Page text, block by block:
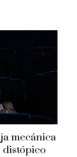
mecánica
distópico